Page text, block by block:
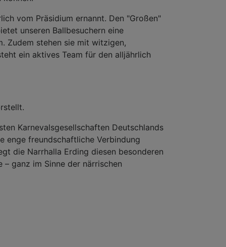
vom Präsidium ernannt. Den "Großen"
unseren Ballbesuchern eine
Zudem stehen sie mit witzigen,
ein aktives Team für den alljährlich
Karnevalsgesellschaften Deutschlands
enge freundschaftliche Verbindung
die Narrhalla Erding diesen besonderen
ganz im Sinne der närrischen